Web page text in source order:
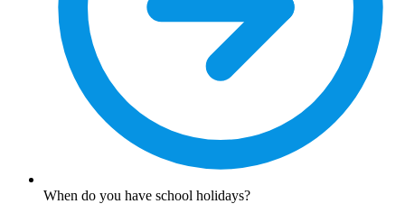
When do you have school holidays?